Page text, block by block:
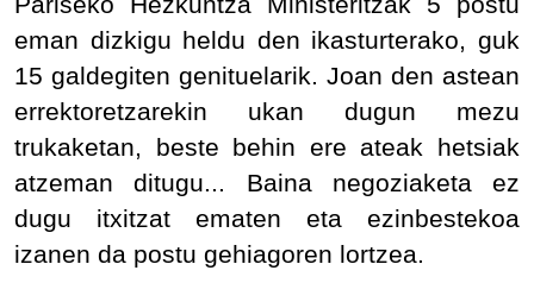
eman dizkigu heldu den ikasturterako, guk
15 galdegiten genituelarik. Joan den astean
errektoretzarekin ukan dugun mezu
trukaketan, beste behin ere ateak hetsiak
atzeman ditugu... Baina negoziaketa ez
dugu itxitzat ematen eta ezinbestekoa
izanen da postu gehiagoren lortzea.